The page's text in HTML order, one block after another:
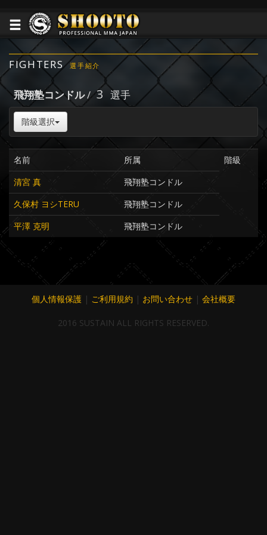
FIGHTERS 選手紹介
飛翔塾コンドル/ 3 選手
階級選択
名前 所属
階級
清宮 真
飛翔塾コンドル
久保村 ヨシTERU
飛翔塾コンドル
平澤 克明
飛翔塾コンドル
個人情報保護 | ご利用規約 | お問い合わせ | 会社概要
2016 SUSTAIN ALL RIGHTS RESERVED.